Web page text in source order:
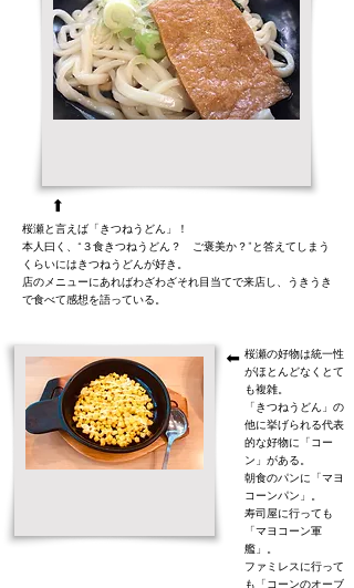
➡
桜瀬と言えば「きつねうどん」！
本人曰く、“３食きつねうどん？ ご褒美か？”と答えてしまう
くらいにはきつねうどんが好き。
店のメニューにあればわざわざそれ目当てで来店し、うきうき
で食べて感想を語っている。
➡ 桜瀬の好物は統一性
がほとんどなくとて
も複雑。
「きつねうどん」の
他に挙げられる代表
的な好物に「コー
ン」がある。
朝食のパンに「マヨ
コーンパン」。
寿司屋に行っても
「マヨコーン軍
艦」。
ファミレスに行って
も「コーンのオーブ